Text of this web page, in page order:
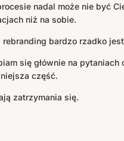
nadal może nie być
niż na sobie.
bardzo rzadko
się głównie na
część.
zatrzymania się.